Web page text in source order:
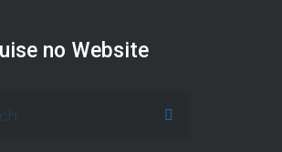
no Website